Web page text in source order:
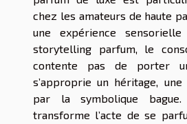
chez les amateurs de haute
une expérience
storytelling parfum, le
contente pas de porter
s’approprie un héritage,
par la symbolique
transforme l’acte de se